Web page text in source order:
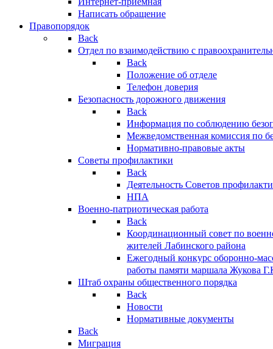
Написать обращение
Правопорядок
Back
Отдел по взаимодействию с
Back
Положение об отделе
Телефон доверия
Безопасность дорожного движения
Back
Информация по соблюдению
Межведомственная комиссия по
Нормативно-правовые акты
Советы профилактики
Back
Деятельность Советов
НПА
Военно-патриотическая работа
Back
Координационный совет по
жителей Лабинского района
Ежегодный конкурс оборонно-
работы памяти маршала Жукова
Штаб охраны общественного порядка
Back
Новости
Нормативные документы
Back
Миграция